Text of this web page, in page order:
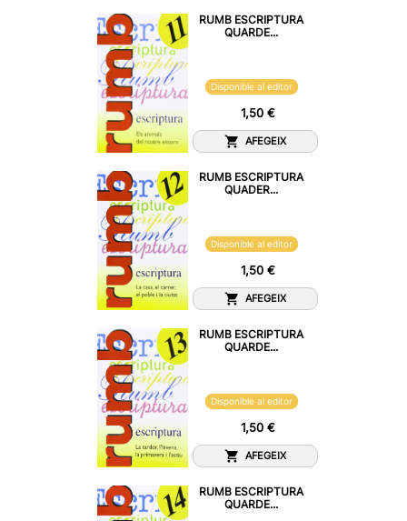
RUMB ESCRIPTURA
QUARDE...
Disponible al editor
1,50 €
AFEGEIX
RUMB ESCRIPTURA
QUADER...
Disponible al editor
1,50 €
AFEGEIX
RUMB ESCRIPTURA
QUARDE...
Disponible al editor
1,50 €
AFEGEIX
RUMB ESCRIPTURA
QUARDE...